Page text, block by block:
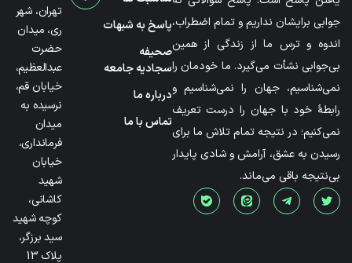
جوابی برایشان نداریم و تمام اضطراب،
اندوه و ترس ما از زندگی از همین
بی‌جوابی نشأت می‌گیرد. ما خودمان را
نمی‌شناسیم، جهان را نمی‌شناسیم و
رابطۀ خود با جهان را درست تعریف
نمی‌کنیم؛ در نتیجه تمام تلاش ما برای
رسیدن به عشق، آرامش و شادی پایدار
بی‌نتیجه باقی می‌ماند.
پاسخ به شبهات
صحیفه
سجادیه جامعه
درباره ما
تماس با ما
تهران، شهر
ری، میدان
حضرت
عبدالعظیم،
خیابان قم،
نرسیده به
میدان
فرمانداری،
خیابان
شهید
کاشانی،
کوچه شهید
سید برزگر،
پلاک 13